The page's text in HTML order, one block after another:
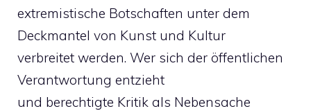
extremistische Botschaften unter dem
Deckmantel von Kunst und Kultur
verbreitet werden. Wer sich der öffentlichen
Verantwortung entzieht
und berechtigte Kritik als Nebensache